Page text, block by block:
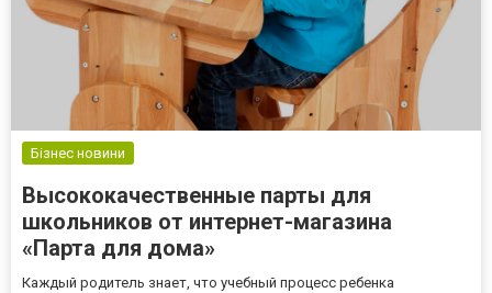
Бізнес новини
Высококачественные парты для
школьников от интернет-магазина
«Парта для дома»
Каждый родитель знает, что учебный процесс ребенка